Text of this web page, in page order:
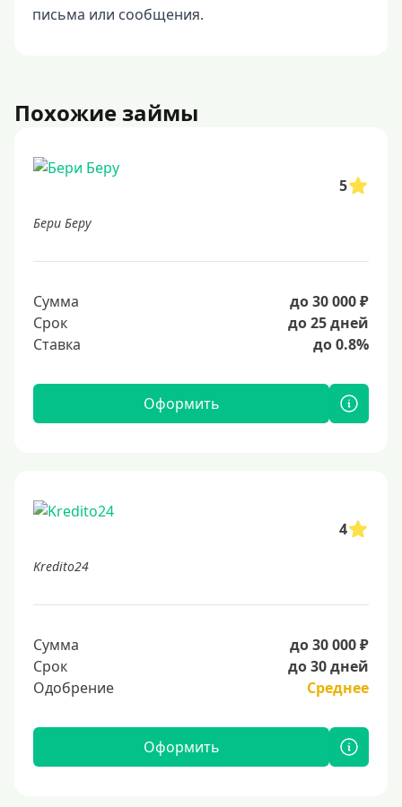
письма или сообщения.
Похожие займы
5
Бери Беру
Сумма
до 30 000 ₽
Срок
до 25 дней
Ставка
до 0.8%
Оформить
4
Kredito24
Сумма
до 30 000 ₽
Срок
до 30 дней
Одобрение
Среднее
Оформить